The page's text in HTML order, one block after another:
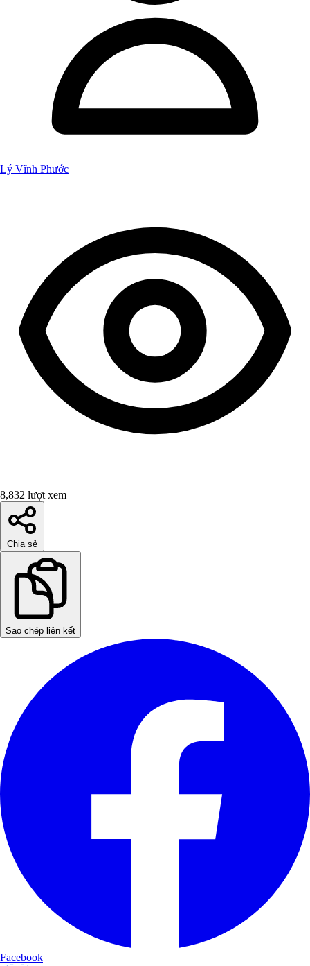
Lý Vĩnh Phước
8,832 lượt xem
Chia sẻ
Sao chép liên kết
Facebook